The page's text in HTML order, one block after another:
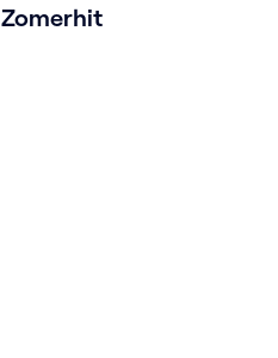
Zomerhit